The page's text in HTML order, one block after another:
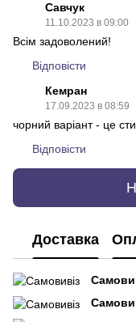
Савчук
11.10.2023 в 09:00
Всім задоволений!
Відповісти
Кемран
17.09.2023 в 08:59
чорний варіант - це
Відповісти
Доставка